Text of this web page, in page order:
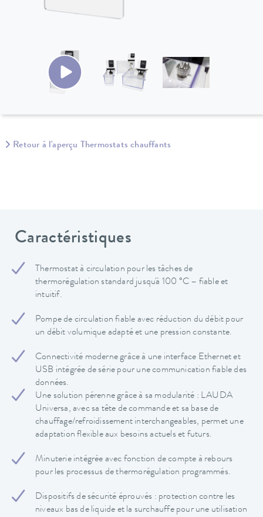
Retour à l'aperçu Thermostats chauffants
Caractéristiques
Thermostat à circulation pour les tâches de
thermorégulation standard jusqu'à 100 °C – fiable et
intuitif.
Pompe de circulation fiable avec réduction du débit pour
un débit volumique adapté et une pression constante.
Connectivité moderne grâce à une interface Ethernet et
USB intégrée de série pour une communication fiable des
données.
Une solution pérenne grâce à sa modularité : LAUDA
Universa, avec sa tête de commande et sa base de
chauffage/refroidissement interchangeables, permet une
adaptation flexible aux besoins actuels et futurs.
Minuterie intégrée avec fonction de compte à rebours
pour les processus de thermorégulation programmés.
Dispositifs de sécurité éprouvés : protection contre les
niveaux bas de liquide et la surchauffe pour une utilisation